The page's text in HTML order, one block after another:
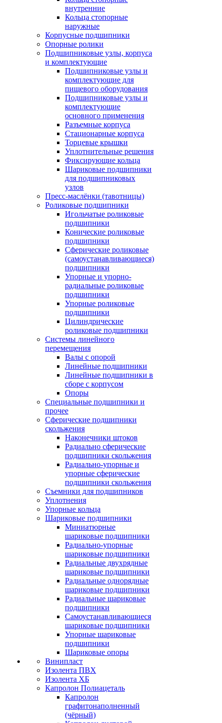
внутренние
Кольца стопорные
наружные
Корпусные подшипники
Опорные ролики
Подшипниковые узлы, корпуса
и комплектующие
Подшипниковые узлы и
комплектующие для
пищевого оборудования
Подшипниковые узлы и
комплектующие
основного применения
Разъемные корпуса
Стационарные корпуса
Торцевые крышки
Уплотнительные решения
Фиксирующие кольца
Шариковые подшипники
для подшипниковых
узлов
Пресс-маслёнки (тавотницы)
Роликовые подшипники
Игольчатые роликовые
подшипники
Конические роликовые
подшипники
Сферические роликовые
(самоустанавливающиеся)
подшипники
Упорные и упорно-
радиальные роликовые
подшипники
Упорные роликовые
подшипники
Цилиндрические
роликовые подшипники
Системы линейного
перемещения
Валы с опорой
Линейные подшипники
Линейные подшипники в
сборе с корпусом
Опоры
Специальные подшипники и
прочее
Сферические подшипники
скольжения
Наконечники штоков
Радиально сферические
подшипники скольжения
Радиально-упорные и
упорные сферические
подшипники скольжения
Съемники для подшипников
Уплотнения
Упорные кольца
Шариковые подшипники
Миниатюрные
шариковые подшипники
Радиально-упорные
шариковые подшипники
Радиальные двухрядные
шариковые подшипники
Радиальные однорядные
шариковые подшипники
Радиальные шариковые
подшипники
Самоустанавливающиеся
шариковые подшипники
Упорные шариковые
подшипники
Шариковые опоры
Винипласт
Изолента ПВХ
Изолента ХБ
Капролон Полиацеталь
Капролон
графитонаполненный
(чёрный)